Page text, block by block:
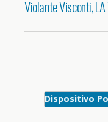
Violante Visconti, LA
Dispositivo